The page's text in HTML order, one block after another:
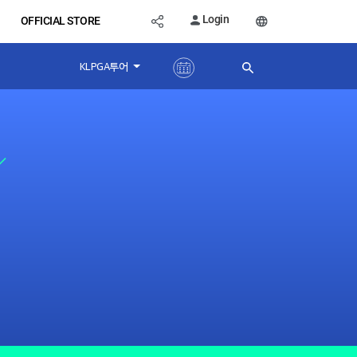
OFFICIAL STORE Login
KLPGA투어